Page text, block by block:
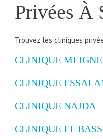
Privées À
Trouvez les cliniques
CLINIQUE MEIGNE
CLINIQUE
CLINIQUE NAJDA
CLINIQUE EL